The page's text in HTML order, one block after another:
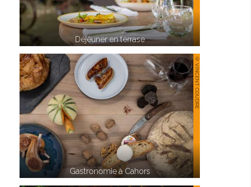
Déjeuner en terrase
© VINCENT COUDRE
Gastronomie à Cahors